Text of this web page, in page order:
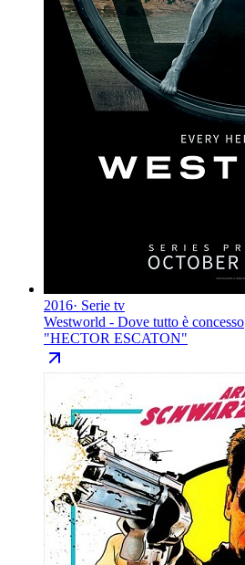
2016· Serie tv
Westworld - Dove tutto è concesso
"HECTOR ESCATON"